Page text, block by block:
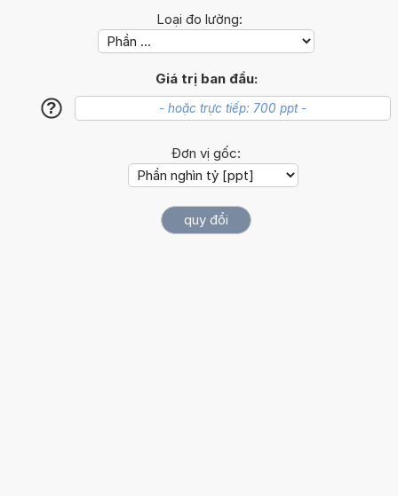
Loại đo lường:
Giá trị ban đầu:
?
Đơn vị gốc: